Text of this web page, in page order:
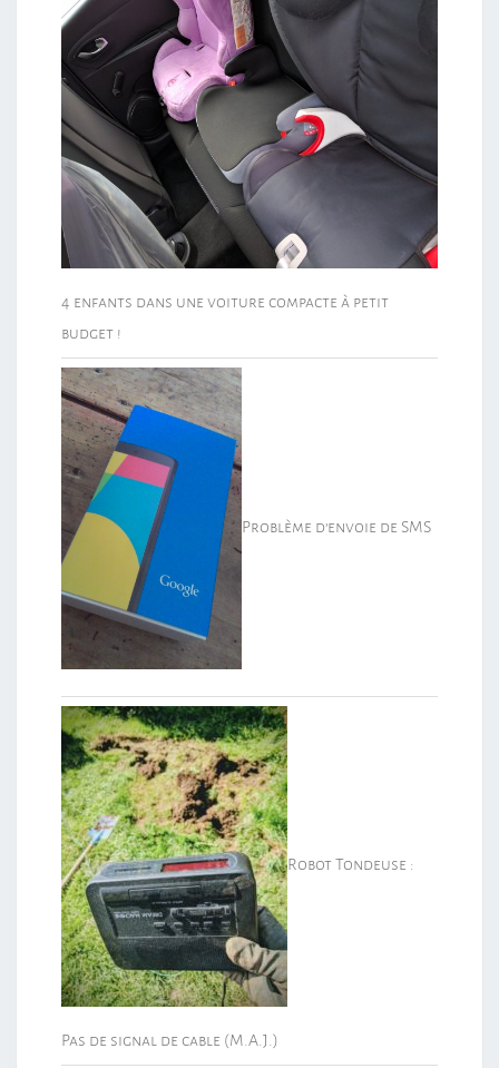
4 enfants dans une voiture compacte à petit
budget !
Problème d’envoie de SMS
Robot Tondeuse :
Pas de signal de cable (M.A.J.)